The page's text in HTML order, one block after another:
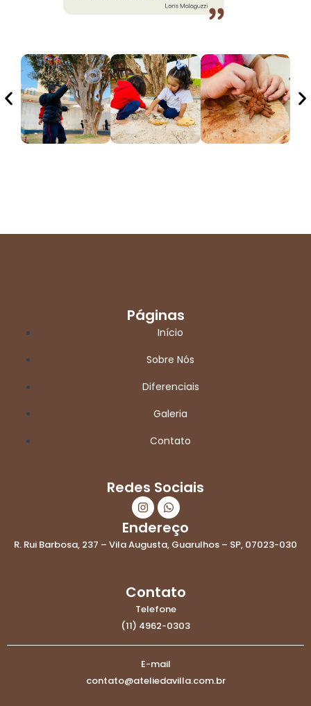
Páginas
Início
Sobre Nós
Diferenciais
Galeria
Contato
Redes Sociais
I
n
s
t
a
m
W
h
a
t
s
Endereço
R. Rui Barbosa, 237 – Vila Augusta, Guarulhos – SP, 07023-030
Contato
Telefone
(11) 4962-0303
E-mail
contato@ateliedavilla.com.br